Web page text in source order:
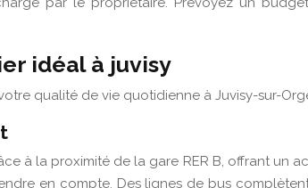
idéal à juvisy
qualité de vie quotidienne à Juvisy-sur-
à la proximité de la gare RER B, offrant un
en compte. Des lignes de bus